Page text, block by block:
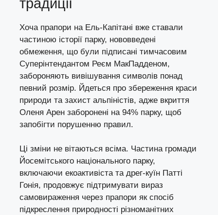
традиції
Хоча прапори на Ель-Капітані вже ставали
частиною історії парку, нововведені
обмеження, що були підписані тимчасовим
Суперінтендантом Реєм МакПадденом,
забороняють вивішування символів понад
певний розмір. Йдеться про збереження краси
природи та захист альпіністів, адже вкриття
Оленя Арен заборонені на 94% парку, щоб
запобігти порушенню правил.
Ці зміни не вітаються всіма. Частина громади
Йосемітського національного парку,
включаючи екоактивіста та дрег-куїн Патті
Гонія, продовжує підтримувати вираз
самовираження через прапори як спосіб
підкреслення природності різноманітних